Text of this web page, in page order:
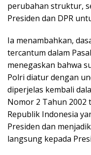
perubahan struktur,
Presiden dan DPR
Ia menambahkan,
tercantum dalam
menegaskan bahwa
Polri diatur dengan
diperjelas kembali
Nomor 2 Tahun 2002
Republik Indonesia
Presiden dan
langsung kepada